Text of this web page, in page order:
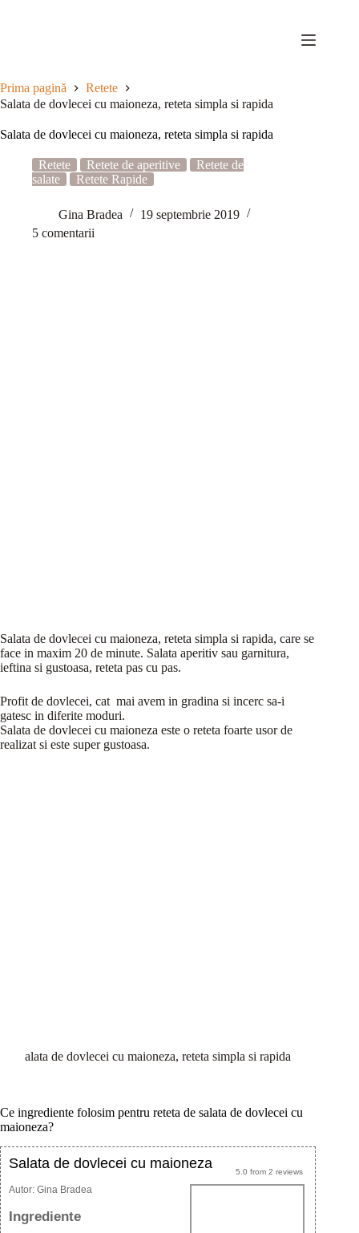
Prima pagină
Retete
Salata de dovlecei cu maioneza, reteta simpla si rapida
Salata de dovlecei cu maioneza, reteta simpla si rapida
Retete Retete de aperitive
Retete de
salate
Retete Rapide
Gina Bradea
19 septembrie 2019
5 comentarii
Salata de dovlecei cu maioneza, reteta simpla si rapida, care se
face in maxim 20 de minute. Salata aperitiv sau garnitura,
ieftina si gustoasa, reteta pas cu pas.
Profit de dovlecei, cat mai avem in gradina si incerc sa-i
gatesc in diferite moduri.
Salata de dovlecei cu maioneza este o reteta foarte usor de
realizat si este super gustoasa.
alata de dovlecei cu maioneza, reteta simpla si rapida
Ce ingrediente folosim pentru reteta de salata de dovlecei cu
maioneza?
5.0 from 2 reviews
Salata de dovlecei cu maioneza
Autor: Gina Bradea
Ingrediente